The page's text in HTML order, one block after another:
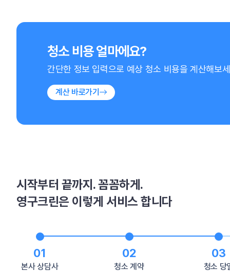
청소 비용 얼마에요?
간단한 정보 입력으로 예상 청소 비용을 계산해보
계산 바로가기
시작부터 끝까지. 꼼꼼하게.
영구크린은 이렇게 서비스 합니다
01
본사 상담사
02
청소 계약
03
청소 당